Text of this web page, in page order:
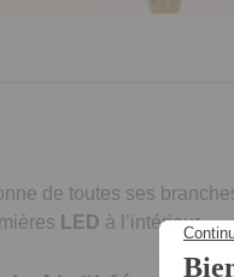
de toutes ses
LED à l’intérieur.